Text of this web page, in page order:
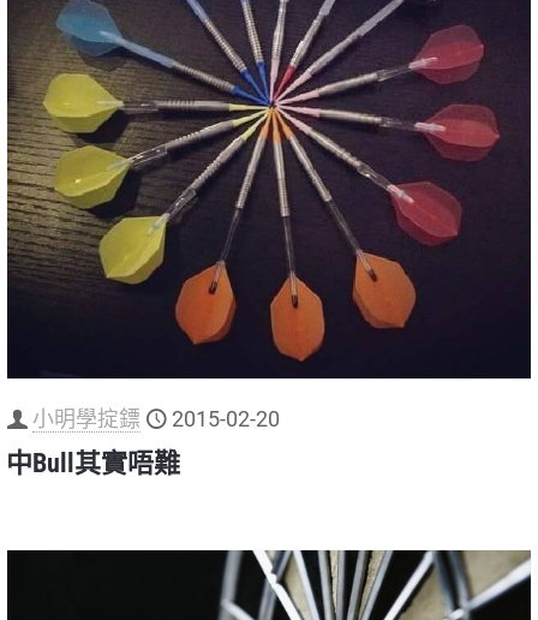
小明學掟鏢 2015-02-20
中Bull其實唔難